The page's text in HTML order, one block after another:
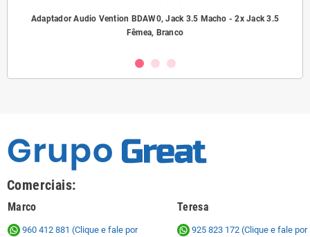
Adaptador Audio Vention BDAW0, Jack 3.5 Macho - 2x Jack 3.5
Fêmea, Branco
Comerciais:
Marco Teresa
960 412 881 (Clique e fale por
925 823 172 (Clique e fale por